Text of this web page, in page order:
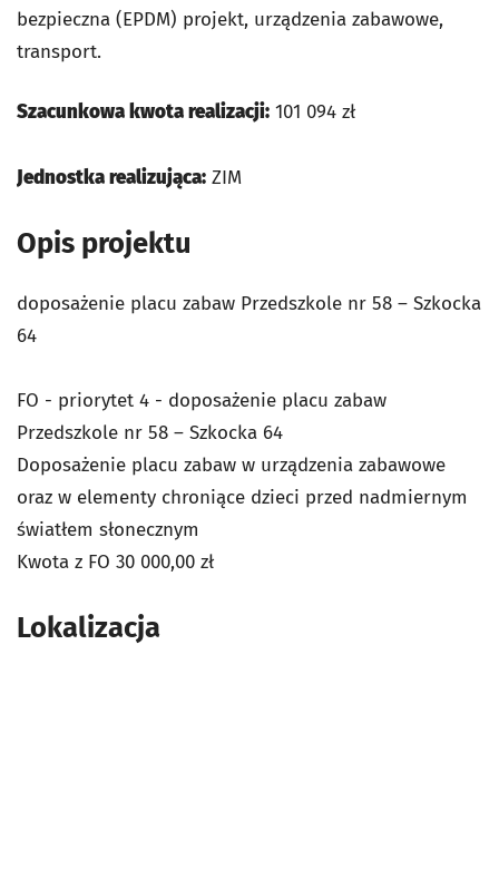
bezpieczna (EPDM) projekt, urządzenia zabawowe,
transport.
Szacunkowa kwota realizacji: 101 094 zł
Jednostka realizująca: ZIM
Opis projektu
doposażenie placu zabaw Przedszkole nr 58 – Szkocka
64
FO - priorytet 4 - doposażenie placu zabaw
Przedszkole nr 58 – Szkocka 64
Doposażenie placu zabaw w urządzenia zabawowe
oraz w elementy chroniące dzieci przed nadmiernym
światłem słonecznym
Kwota z FO 30 000,00 zł
Lokalizacja